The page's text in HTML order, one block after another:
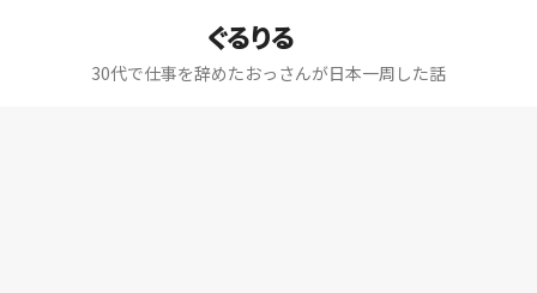
ぐるりる
30代で仕事を辞めたおっさんが日本一周した話